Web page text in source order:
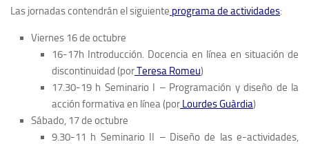
Las jornadas contendrán el siguiente programa de actividades:
Viernes 16 de octubre
16-17h Introducción. Docencia en línea en situación de
discontinuidad (porTeresa Romeu)
17.30-19 h Seminario I – Programación y diseño de la
acción formativa en línea (por Lourdes Guàrdia)
Sábado, 17 de octubre
9.30-11 h Seminario II – Diseño de las e-actividades,